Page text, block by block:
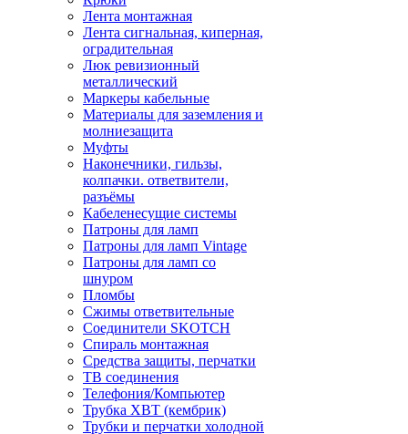
Лента монтажная
Лента сигнальная, киперная,
оградительная
Люк ревизионный
металлический
Маркеры кабельные
Материалы для заземления и
молниезащита
Муфты
Наконечники, гильзы,
колпачки. ответвители,
разъёмы
Кабеленесущие системы
Патроны для ламп
Патроны для ламп Vintage
Патроны для ламп со
шнуром
Пломбы
Сжимы ответвительные
Соединители SKOTCH
Спираль монтажная
Средства защиты, перчатки
ТВ соединения
Телефония/Компьютер
Трубка ХВТ (кембрик)
Трубки и перчатки холодной